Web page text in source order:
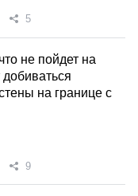
5
не пойдет на
добиваться
на границе с
9